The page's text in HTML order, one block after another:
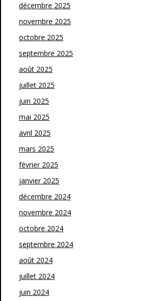
décembre 2025
novembre 2025
octobre 2025
septembre 2025
août 2025
juillet 2025
juin 2025
mai 2025
avril 2025
mars 2025
février 2025
janvier 2025
décembre 2024
novembre 2024
octobre 2024
septembre 2024
août 2024
juillet 2024
juin 2024